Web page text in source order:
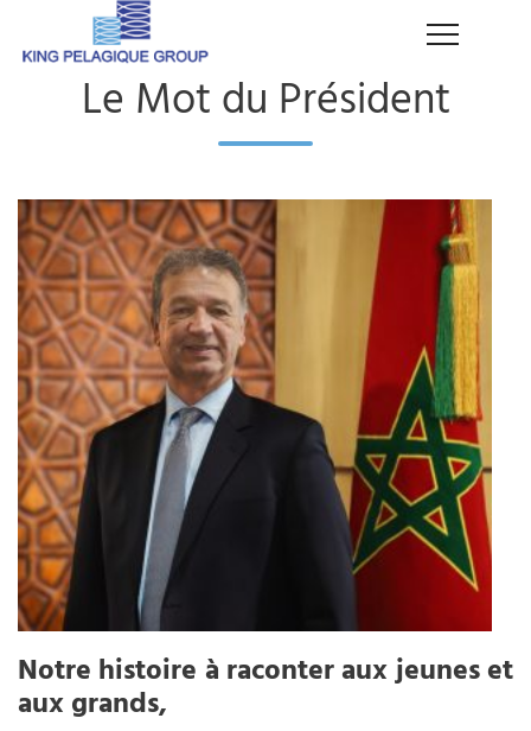
Le Mot du Président
Notre histoire à raconter aux jeunes et
aux grands,